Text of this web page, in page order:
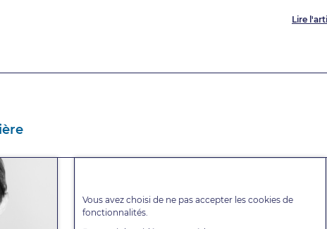
Lire